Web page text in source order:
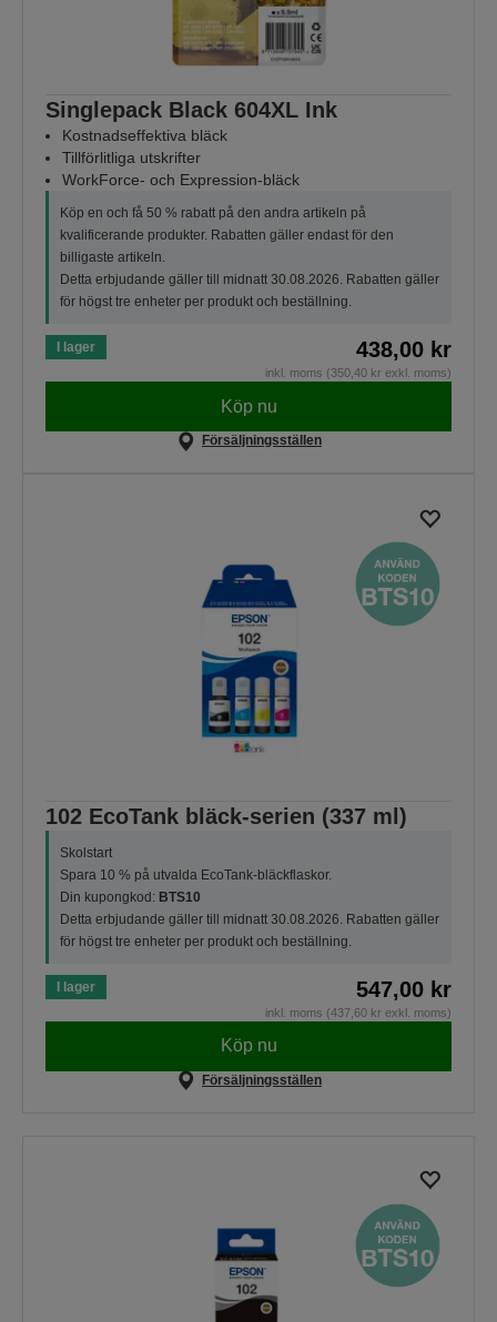
Singlepack Black 604XL Ink
Kostnadseffektiva bläck
Tillförlitliga utskrifter
WorkForce- och Expression-bläck
Köp en och få 50 % rabatt på den andra artikeln på
kvalificerande produkter. Rabatten gäller endast för den
billigaste artikeln.
Detta erbjudande gäller till midnatt 30.08.2026. Rabatten gäller
för högst tre enheter per produkt och beställning.
I lager 438,00 kr
inkl. moms (350,40 kr exkl. moms)
Köp nu
Försäljningsställen
102 EcoTank bläck-serien (337 ml)
Skolstart
Spara 10 % på utvalda EcoTank-bläckflaskor.
Din kupongkod: BTS10
Detta erbjudande gäller till midnatt 30.08.2026. Rabatten gäller
för högst tre enheter per produkt och beställning.
I lager 547,00 kr
inkl. moms (437,60 kr exkl. moms)
Köp nu
Försäljningsställen